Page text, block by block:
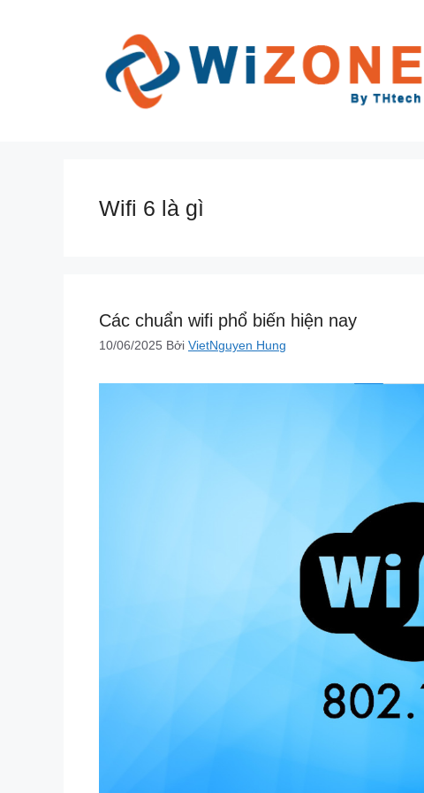
Wifi 6 là gì
Các chuẩn wifi phổ biến hiện nay
10/06/2025 Bởi VietNguyen Hung